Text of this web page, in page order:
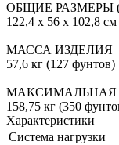
ОБЩИЕ РАЗМЕРЫ
122,4 x 56 x 102,8
МАССА ИЗДЕЛИЯ
57,6 кг (127 фунтов)
МАКСИМАЛЬНАЯ
158,75 кг (350
Характеристики
Система нагрузки